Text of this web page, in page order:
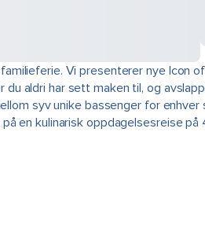
Vi presenterer nye Icon
aldri har sett maken til, og
syv unike bassenger for
en kulinarisk oppdagelsesreise